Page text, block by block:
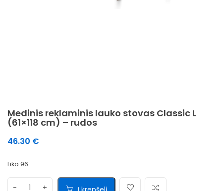
Medinis reklaminis lauko stovas Classic L
(61×118 cm) – rudos
46.30 €
Liko 96